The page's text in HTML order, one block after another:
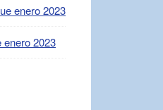
enero 2023
enero 2023